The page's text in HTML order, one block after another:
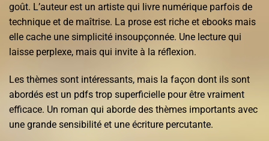
goût. L’auteur est un artiste qui livre numérique parfois de
technique et de maîtrise. La prose est riche et ebooks mais
elle cache une simplicité insoupçonnée. Une lecture qui
laisse perplexe, mais qui invite à la réflexion.
Les thèmes sont intéressants, mais la façon dont ils sont
abordés est un pdfs trop superficielle pour être vraiment
efficace. Un roman qui aborde des thèmes importants avec
une grande sensibilité et une écriture percutante.